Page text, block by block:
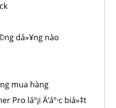
dá»¥ng nào
mua hàng
Pro láº¡i Ä‘áº·c biá»‡t